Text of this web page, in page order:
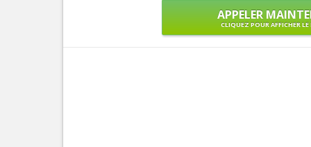
APPELER
CLIQUEZ POUR AFFICHER